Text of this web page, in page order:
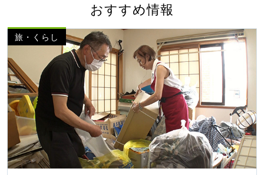
おすすめ情報
旅・くらし